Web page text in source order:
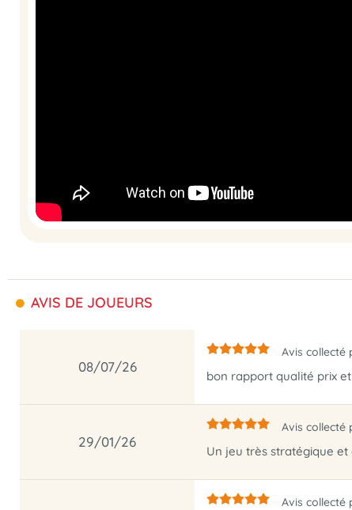
AVIS DE JOUEURS
08/07/26
Avis collecté
bon rapport qualité prix
29/01/26
Avis collecté
Un jeu très stratégique
Avis collecté